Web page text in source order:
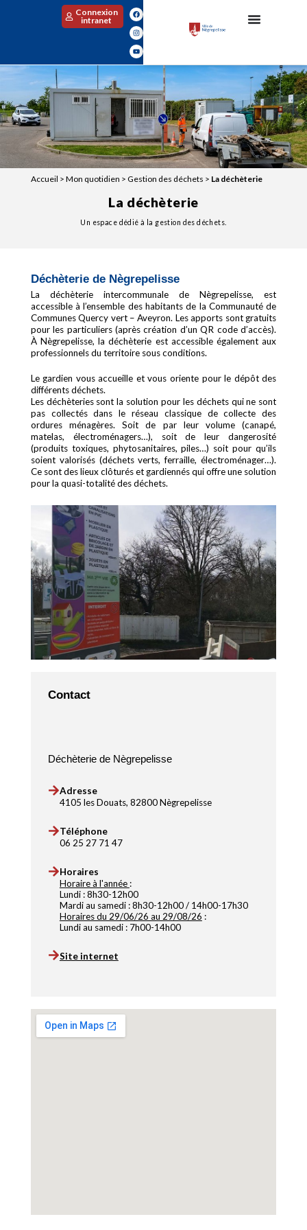
Connexion
intranet
Accueil > Mon quotidien > Gestion des déchets > La déchèterie
La déchèterie
Un espace dédié à la gestion des déchets.
Déchèterie de Nègrepelisse
La déchèterie intercommunale de Nègrepelisse, est
accessible à l’ensemble des habitants de la Communauté de
Communes Quercy vert – Aveyron. Les apports sont gratuits
pour les particuliers (après création d’un QR code d’accès).
À Nègrepelisse, la déchèterie est accessible également aux
professionnels du territoire sous conditions.
Le gardien vous accueille et vous oriente pour le dépôt des
différents déchets.
Les déchèteries sont la solution pour les déchets qui ne sont
pas collectés dans le réseau classique de collecte des
ordures ménagères. Soit de par leur volume (canapé,
matelas, électroménagers…), soit de leur dangerosité
(produits toxiques, phytosanitaires, piles…) soit pour qu’ils
soient valorisés (déchets verts, ferraille, électroménager…).
Ce sont des lieux clôturés et gardiennés qui offre une solution
pour la quasi-totalité des déchets.
Contact
Déchèterie de Nègrepelisse
Adresse
4105 les Douats, 82800 Nègrepelisse
Téléphone
06 25 27 71 47
Horaires
Horaire à l'année :
Lundi : 8h30-12h00
Mardi au samedi : 8h30-12h00 / 14h00-17h30
Horaires du 29/06/26 au 29/08/26 :
Lundi au samedi : 7h00-14h00
Site internet